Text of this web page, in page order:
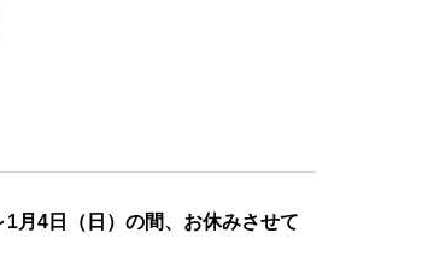
1月4日（日）の間、お休みさせて